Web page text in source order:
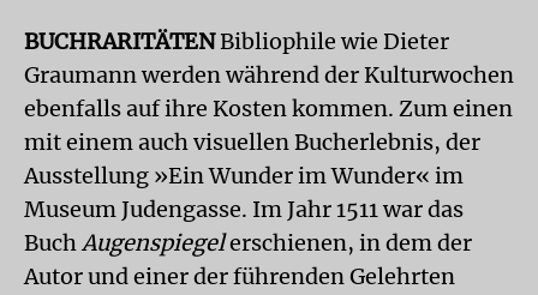
BUCHRARITÄTENBibliophile wie Dieter
Graumann werden während der Kulturwochen
ebenfalls auf ihre Kosten kommen. Zum einen
mit einem auch visuellen Bucherlebnis, der
Ausstellung »Ein Wunder im Wunder« im
Museum Judengasse. Im Jahr 1511 war das
BuchAugenspiegelerschienen, in dem der
Autor und einer der führenden Gelehrten